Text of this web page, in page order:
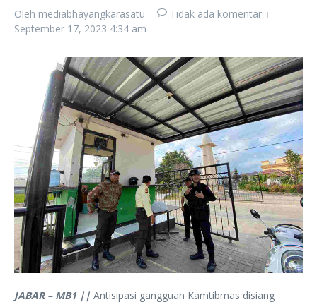
Oleh mediabhayangkarasatu
Tidak ada komentar
September 17, 2023 4:34 am
JABAR – MB1 || Antisipasi gangguan Kamtibmas disiang